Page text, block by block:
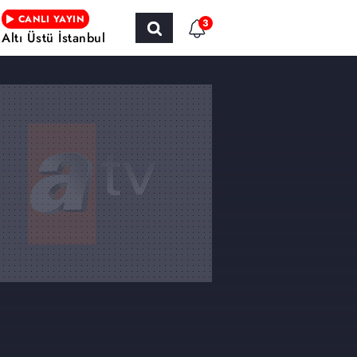
CANLI YAYIN
Altı Üstü İstanbul
3